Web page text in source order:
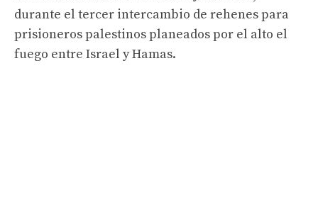
durante el tercer intercambio de rehenes para
prisioneros palestinos planeados por el alto el
fuego entre Israel y Hamas.